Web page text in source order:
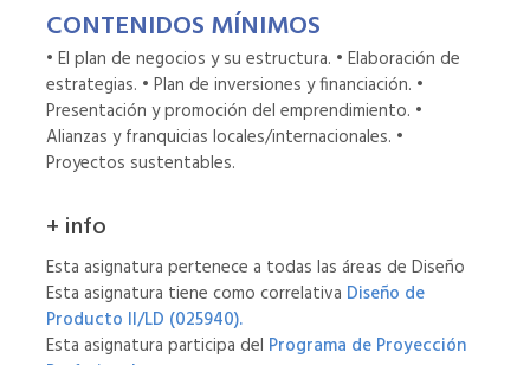
CONTENIDOS MÍNIMOS
• El plan de negocios y su estructura. • Elaboración de
estrategias. • Plan de inversiones y financiación. •
Presentación y promoción del emprendimiento. •
Alianzas y franquicias locales/internacionales. •
Proyectos sustentables.
+ info
Esta asignatura pertenece a todas las áreas de Diseño
Esta asignatura tiene como correlativa Diseño de
Producto II/LD (025940).
Esta asignatura participa del Programa de Proyección